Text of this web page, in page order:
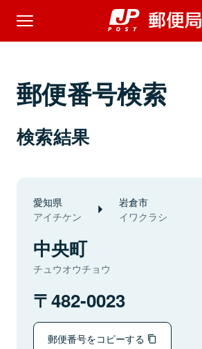
郵便番号検索
検索結果
愛知県
アイチケン
岩倉市
イワクラシ
中央町
チュウオウチョウ
482-0023
郵便番号をコピーする